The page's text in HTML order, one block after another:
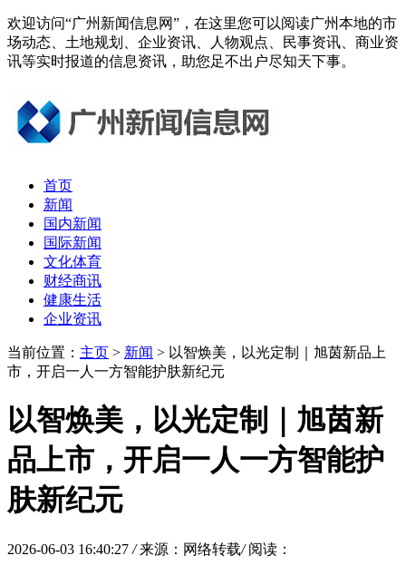
欢迎访问“广州新闻信息网”，在这里您可以阅读广州本地的市
场动态、土地规划、企业资讯、人物观点、民事资讯、商业资
讯等实时报道的信息资讯，助您足不出户尽知天下事。
首页
新闻
国内新闻
国际新闻
文化体育
财经商讯
健康生活
企业资讯
当前位置： 主页 > 新闻 > 以智焕美，以光定制｜旭茵新品上
市，开启一人一方智能护肤新纪元
以智焕美，以光定制｜旭茵新
品上市，开启一人一方智能护
肤新纪元
2026-06-03 16:40:27 / 来源：网络转载/ 阅读：